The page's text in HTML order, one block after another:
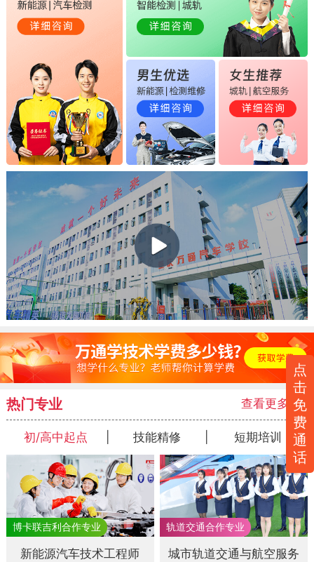
热门专业 查看更多 >>
初/高中起点 技能精修 短期培训
新能源汽车技术工程师 城市轨道交通与航空服务
点
击
免
费
通
话